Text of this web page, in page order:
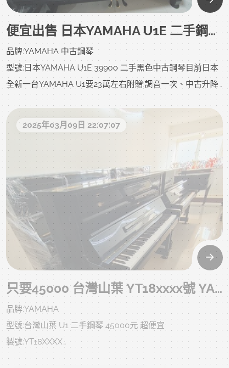
現在很多顧客都很聰明，看準日本二手鋼琴的升值潛力與使
用效益，紛紛趁還沒全面漲價前搶進。
與其等未來價格漲上去、選擇又少，不如現在直接出手，先
卡位、先贏。
錯過這一波機會，下次可能真的要多花上萬元才能買到同等
級的琴。
不管您是鋼琴初學者、要幫孩子找學琴用琴，或是進階者想
升級音色與手感，現在都是最值得入手日本YAMAHA二手鋼
琴的時機!
我們提供現場試琴，讓您親手彈奏感受每台琴的觸鍵與音色
差異，並提供保固與售後服務，買得安心，用得放心。
最後再提醒一次，目前這批還沒漲價的日本YAMAHA鋼琴只
剩最後4台，數量有限，賣完就真的沒了!
如果您也不想錯過這次買到賺到的機會，趕快預約來門市試
琴，先搶先贏，買到就是賺到!
趁現在，還來得及入手最超值的 日本YAMAHA二手鋼琴，錯
過這波，下一次真的不知道還有沒有這種價錢了..
下的原始狀況，上一手保存良好就像去買中古車，車行都整
理得很漂亮，但您不知道的是原始狀況?是否被撞?是否大修?
以下照片及影片把上一手的狀況坦誠給您了解，放心喔!
便宜出售 日本YAMAHA U1E 二手鋼琴 39900 中壢中古鋼琴黃先生 0980494792
品牌:YAMAHA 中古鋼琴
型號:日本YAMAHA U1E 39900 二手黑色中古鋼琴目前日本
全新一台YAMAHA U1要23萬左右附贈:調音一次、中古升降
琴椅、除濕棒、耐重珠碗、拭琴布、琴油、等..
北部一樓或電梯含基本運(樓梯、吊車、拆鍵盤、偏鄉、離
島、裝箱、等..另計)
售價:39900 不二價 已經很便宜 同品質二手鋼琴商品不怕您
比較 歡迎比價特色: 音色很棒，不會有高音或低音較悶的現
象 響版木料高檔，打擊系統都是木頭用料不是塑膠用料 實木
支柱音色柔美，
觸鍵柔和紮實 日本大品牌，品質有保障，讓您無後顧之憂，
買得安心放心。尺寸 寬 151 cm 高 121 cm 深 63 cm 重量
228 kg內外已清潔整理，不敢說全新，但我們要求品質，資
深技師會全力整理完善至7-8成新，已達我們對中古琴該有
的愛與標準。
此為中古鋼琴，完美主義者購買前請三思，或購買全新鋼琴
喔!
時間寶貴，為避免東看西選、摸不著頭緒，浪費彼此的時
間，請在賣場內選定喜歡的商品或私訊洽談，到現場後歡迎
仔細檢查、試彈及敲定。鋼琴回收、鋼琴收購，歡迎洽詢高
2025年03月09日 22:07:07
只要45000 台灣山葉 YT18xxxx號 YAMAHA U1 二手鋼琴 自己搬回家
品牌:YAMAHA
型號:台灣山葉 U1 二手鋼琴 45000元 超便宜
製號:YT18XXXX